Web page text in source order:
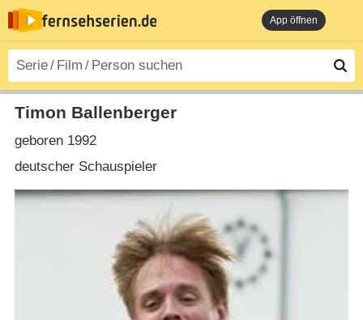
App öffnen
Timon Ballenberger
geboren 1992
deutscher Schauspieler